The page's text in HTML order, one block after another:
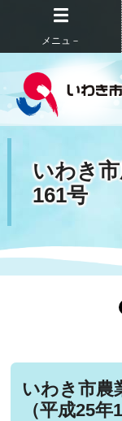
メニュ－
いわき
161号
いわき市農
（平成25年